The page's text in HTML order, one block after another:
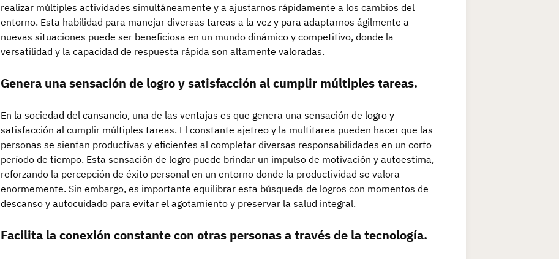
realizar múltiples actividades simultáneamente y a ajustarnos rápidamente a los cambios del
entorno. Esta habilidad para manejar diversas tareas a la vez y para adaptarnos ágilmente a
nuevas situaciones puede ser beneficiosa en un mundo dinámico y competitivo, donde la
versatilidad y la capacidad de respuesta rápida son altamente valoradas.
Genera una sensación de logro y satisfacción al cumplir múltiples tareas.
En la sociedad del cansancio, una de las ventajas es que genera una sensación de logro y
satisfacción al cumplir múltiples tareas. El constante ajetreo y la multitarea pueden hacer que las
personas se sientan productivas y eficientes al completar diversas responsabilidades en un corto
período de tiempo. Esta sensación de logro puede brindar un impulso de motivación y autoestima,
reforzando la percepción de éxito personal en un entorno donde la productividad se valora
enormemente. Sin embargo, es importante equilibrar esta búsqueda de logros con momentos de
descanso y autocuidado para evitar el agotamiento y preservar la salud integral.
Facilita la conexión constante con otras personas a través de la tecnología.